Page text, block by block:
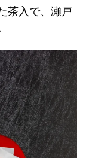
茶入で、瀬戸